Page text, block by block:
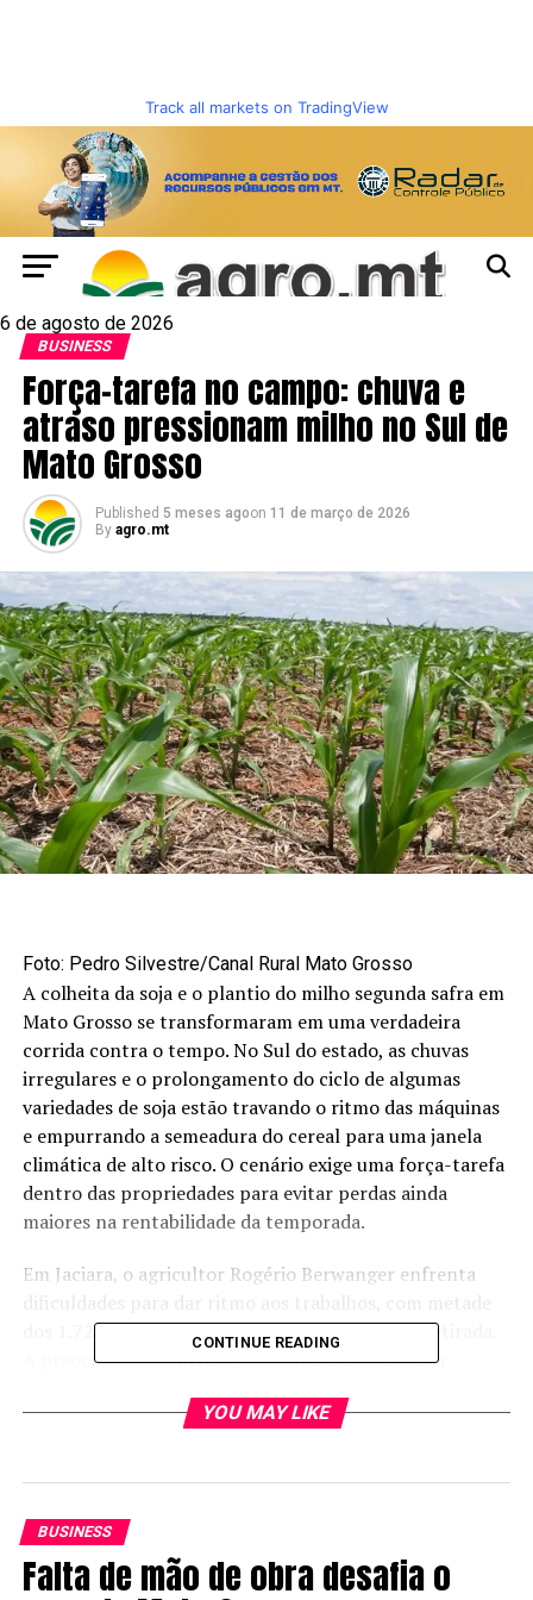
Track all markets on TradingView
6 de agosto de 2026
BUSINESS
Força-tarefa no campo: chuva e
atraso pressionam milho no Sul de
Mato Grosso
Published 5 meses agoon 11 de março de 2026
By agro.mt
Foto: Pedro Silvestre/Canal Rural Mato Grosso
A colheita da soja e o plantio do milho segunda safra em
Mato Grosso se transformaram em uma verdadeira
corrida contra o tempo. No Sul do estado, as chuvas
irregulares e o prolongamento do ciclo de algumas
variedades de soja estão travando o ritmo das máquinas
e empurrando a semeadura do cereal para uma janela
climática de alto risco. O cenário exige uma força-tarefa
dentro das propriedades para evitar perdas ainda
maiores na rentabilidade da temporada.
Em Jaciara, o agricultor Rogério Berwanger enfrenta
dos 1.720 hectares de soja ainda pendentes de retirada.
A preocupação central é que a umidade excessiva
todos os talhões precisem de colheita simultânea sob o
variedades.
“São áreas que vão chegar todas juntas e março é um
CONTINUE READING
YOU MAY LIKE
BUSINESS
Falta de mão de obra desafia o